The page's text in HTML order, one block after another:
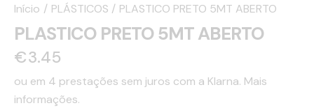
Início PLÁSTICOS PLASTICO PRETO 5MT ABERTO
PLASTICO PRETO 5MT ABERTO
€3.45
ou em 4 prestações sem juros com a Klarna. Mais
informações.